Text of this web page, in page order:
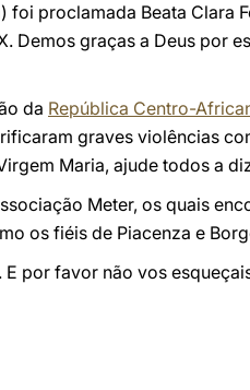
foi proclamada Beata Clara
Demos graças a Deus por
da República Centro-
graves violências
Maria, ajude todos a
Meter, os quais
os fiéis de Piacenza e
por favor não vos